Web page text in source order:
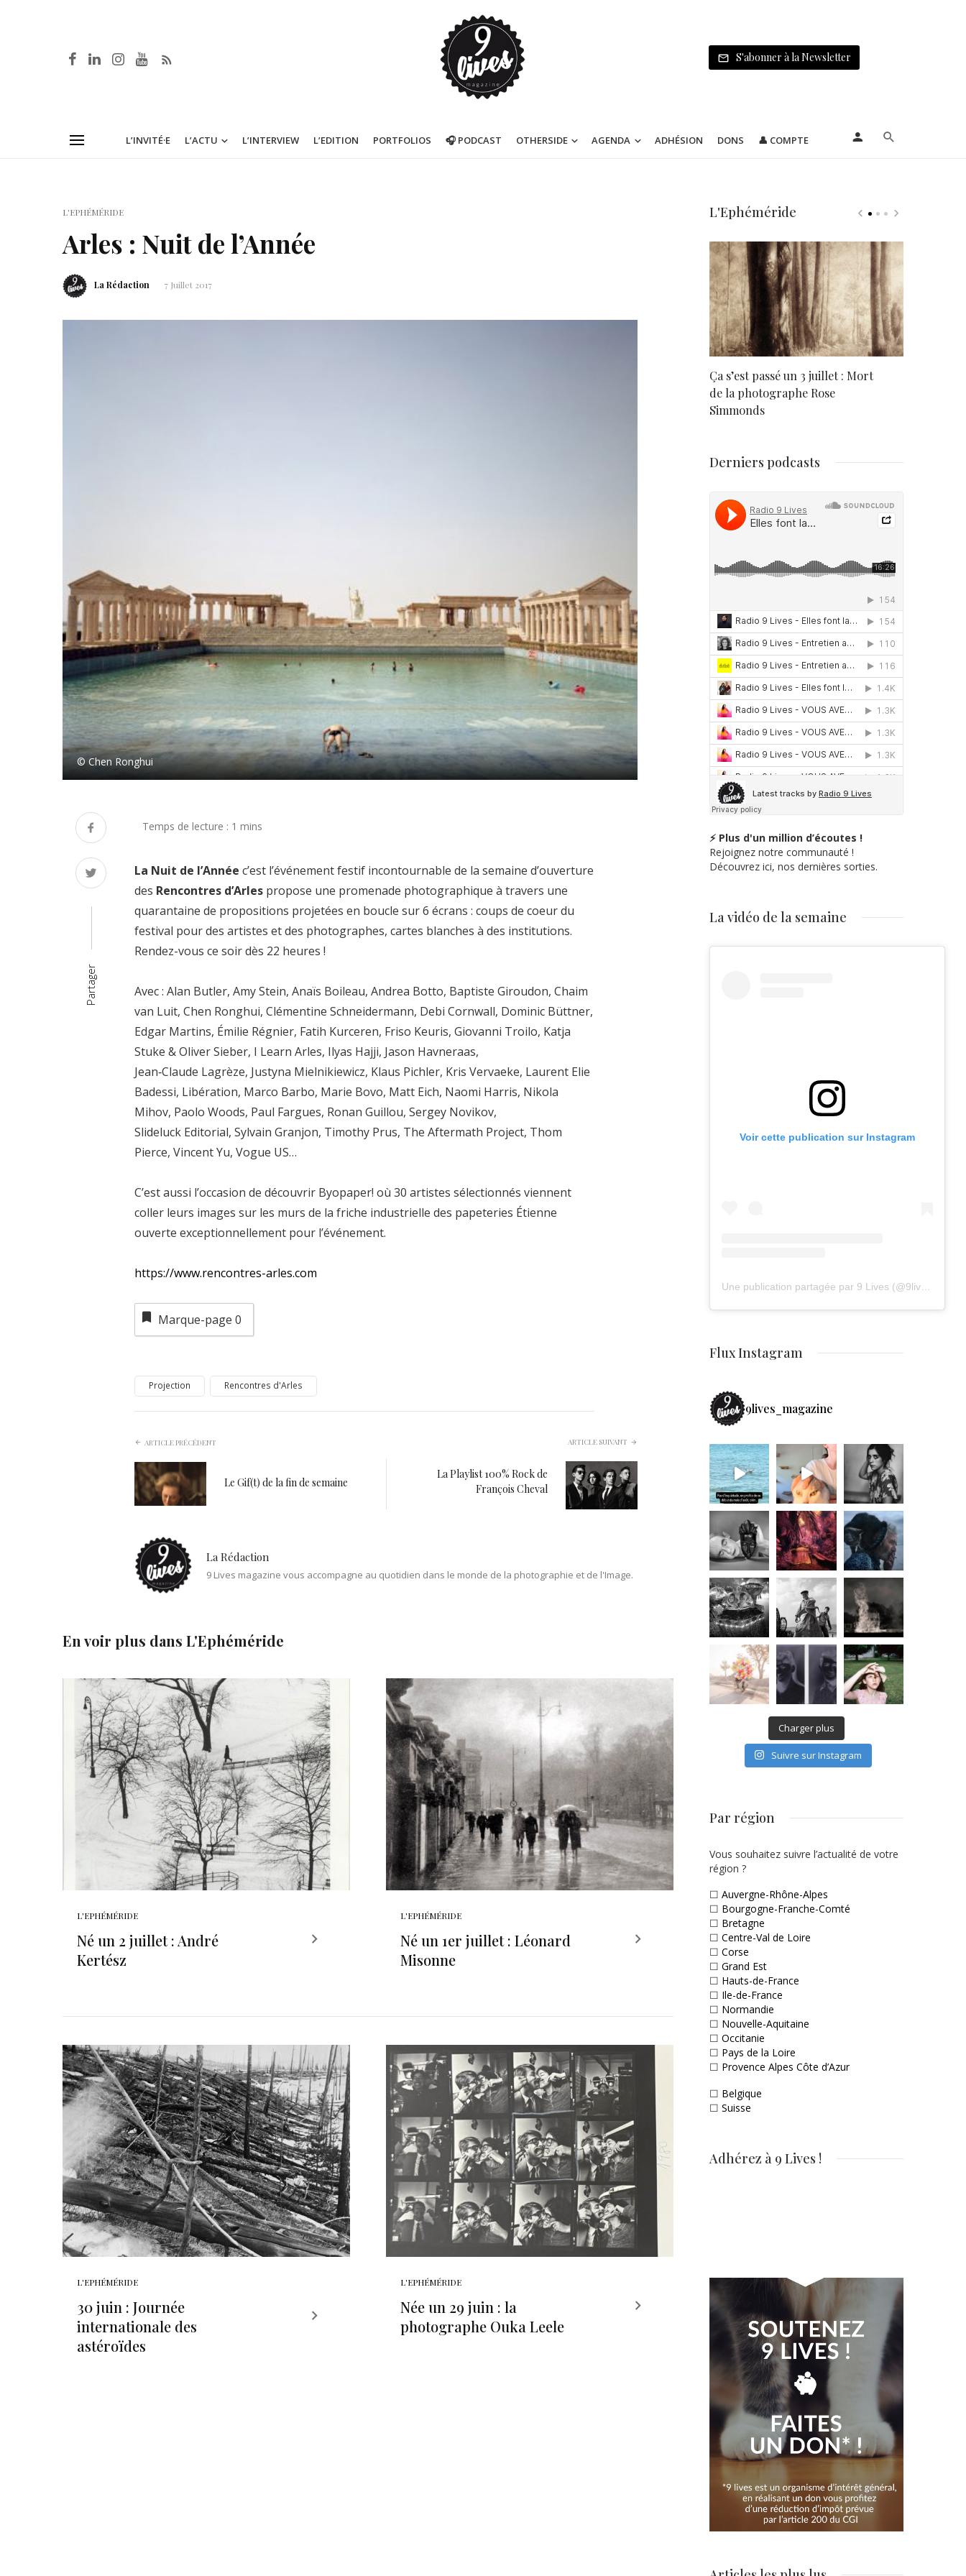
S'abonner à la Newsletter
L’INVITÉ·E L’ACTU L’INTERVIEW L’EDITION PORTFOLIOS 🎧 PODCAST OTHERSIDE AGENDA ADHÉSION DONS 👤 COMPTE
L'EPHÉMÉRIDE
Arles : Nuit de l’Année
La Rédaction 7 Juillet 2017
© Chen Ronghui
Partager
La Nuit de l’Année c’est l’événement festif incontournable de la semaine d’ouverture
des Rencontres d’Arles propose une promenade photographique à travers une
quarantaine de propositions projetées en boucle sur 6 écrans : coups de coeur du
festival pour des artistes et des photographes, cartes blanches à des institutions.
Rendez-vous ce soir dès 22 heures !
Avec : Alan Butler, Amy Stein, Anaïs Boileau, Andrea Botto, Baptiste Giroudon, Chaim
van Luit, Chen Ronghui, Clémentine Schneidermann, Debi Cornwall, Dominic Büttner,
Edgar Martins, Émilie Régnier, Fatih Kurceren, Friso Keuris, Giovanni Troilo, Katja
Stuke & Oliver Sieber, I Learn Arles, Ilyas Hajji, Jason Havneraas,
Jean‑Claude Lagrèze, Justyna Mielnikiewicz, Klaus Pichler, Kris Vervaeke, Laurent Elie
Badessi, Libération, Marco Barbo, Marie Bovo, Matt Eich, Naomi Harris, Nikola
Mihov, Paolo Woods, Paul Fargues, Ronan Guillou, Sergey Novikov,
Slideluck Editorial, Sylvain Granjon, Timothy Prus, The Aftermath Project, Thom
Pierce, Vincent Yu, Vogue US…
C’est aussi l’occasion de découvrir Byopaper! où 30 artistes sélectionnés viennent
coller leurs images sur les murs de la friche industrielle des papeteries Étienne
ouverte exceptionnellement pour l’événement.
https://www.rencontres-arles.com
Marque-page 0
Projection Rencontres d'Arles
ARTICLE PRÉCÉDENT
Le Gif(t) de la fin de semaine
ARTICLE SUIVANT
La Playlist 100% Rock de
François Cheval
La Rédaction
9 Lives magazine vous accompagne au quotidien dans le monde de la photographie et de l'Image.
En voir plus dans L'Ephéméride
L'EPHÉMÉRIDE
Né un 2 juillet : André
Kertész
L'EPHÉMÉRIDE
Né un 1er juillet : Léonard
Misonne
L'EPHÉMÉRIDE
30 juin : Journée
internationale des
astéroïdes
L'EPHÉMÉRIDE
Née un 29 juin : la
photographe Ouka Leele
L'Ephéméride
Ça s’est passé un 3 juillet : Mort
de la photographe Rose
Simmonds
Derniers podcasts
⚡ Plus d'un million d’écoutes !
Rejoignez notre communauté !
Découvrez ici, nos dernières sorties.
La vidéo de la semaine
Voir cette publication sur Instagram
Flux Instagram
9lives_magazine
Charger plus
Suivre sur Instagram
Par région
Vous souhaitez suivre l’actualité de votre
région ?
☐ Auvergne-Rhône-Alpes
☐ Bourgogne-Franche-Comté
☐ Bretagne
☐ Centre-Val de Loire
☐ Corse
☐ Grand Est
☐ Hauts-de-France
☐ Ile-de-France
☐ Normandie
☐ Nouvelle-Aquitaine
☐ Occitanie
☐ Pays de la Loire
☐ Provence Alpes Côte d’Azur
☐ Belgique
☐ Suisse
Adhérez à 9 Lives !